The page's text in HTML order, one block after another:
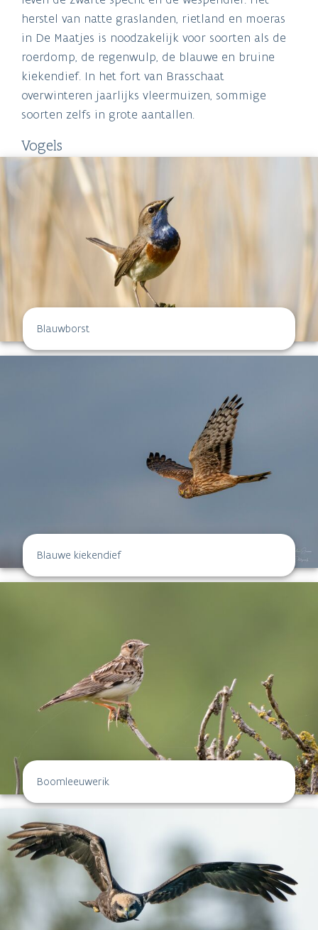
herstel van natte graslanden, rietland en moeras
in De Maatjes is noodzakelijk voor soorten als de
roerdomp, de regenwulp, de blauwe en bruine
kiekendief. In het fort van Brasschaat
overwinteren jaarlijks vleermuizen, sommige
soorten zelfs in grote aantallen.
Vogels
Blauwborst
Blauwe kiekendief
Boomleeuwerik